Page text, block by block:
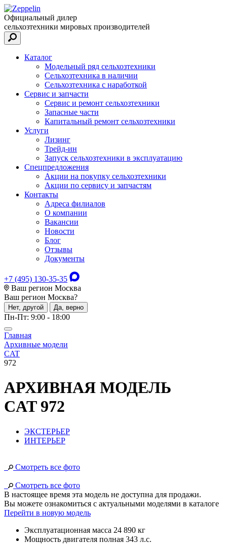
Официальный дилер
сельхозтехники мировых производителей
Каталог
Модельный ряд сельхозтехники
Сельхозтехника в наличии
Сельхозтехника с наработкой
Сервис и запчасти
Сервис и ремонт сельхозтехники
Запасные части
Капитальный ремонт сельхозтехники
Услуги
Лизинг
Трейд-ин
Запуск сельхозтехники в эксплуатацию
Спецпредложения
Акции на покупку сельхозтехники
Акции по сервису и запчастям
Контакты
Адреса филиалов
О компании
Вакансии
Новости
Блог
Отзывы
Документы
+7 (495) 130-35-35
Ваш регион Москва
Ваш регион Москва?
Нет, другой Да, верно
Пн-Пт: 9:00 - 18:00
Главная
Архивные модели
CAT
972
АРХИВНАЯ МОДЕЛЬ
CAT 972
ЭКСТЕРЬЕР
ИНТЕРЬЕР
Смотреть все фото
Смотреть все фото
В настоящее время эта модель не доступна для продажи.
Вы можете ознакомиться с актуальными моделями в каталоге
Перейти в новую модель
Эксплуатационная масса 24 890 кг
Мощность двигателя полная 343 л.с.